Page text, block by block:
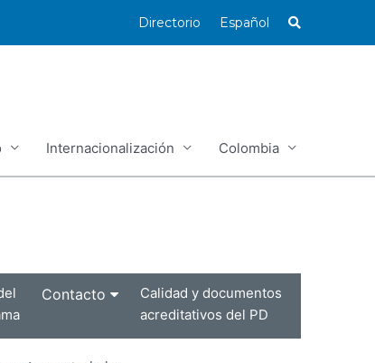
Directorio Español
Internacionalización Colombia
Contacto
Calidad y documentos
acreditativos del PD